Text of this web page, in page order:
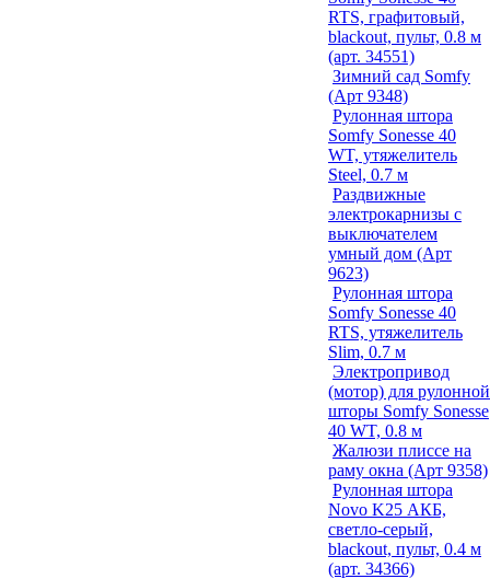
RTS, графитовый,
blackout, пульт, 0.8 м
(арт. 34551)
Зимний сад Somfy
(Арт 9348)
Рулонная штора
Somfy Sonesse 40
WT, утяжелитель
Steel, 0.7 м
Раздвижные
электрокарнизы с
выключателем
умный дом (Арт
9623)
Рулонная штора
Somfy Sonesse 40
RTS, утяжелитель
Slim, 0.7 м
Электропривод
(мотор) для рулонной
шторы Somfy Sonesse
40 WT, 0.8 м
Жалюзи плиссе на
раму окна (Арт 9358)
Рулонная штора
Novo K25 АКБ,
светло-серый,
blackout, пульт, 0.4 м
(арт. 34366)